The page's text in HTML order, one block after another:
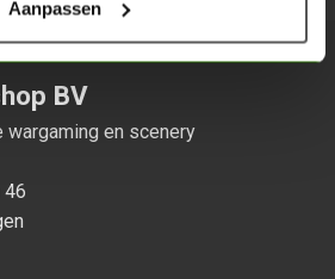
Aanpassen
BV
en scenery
46